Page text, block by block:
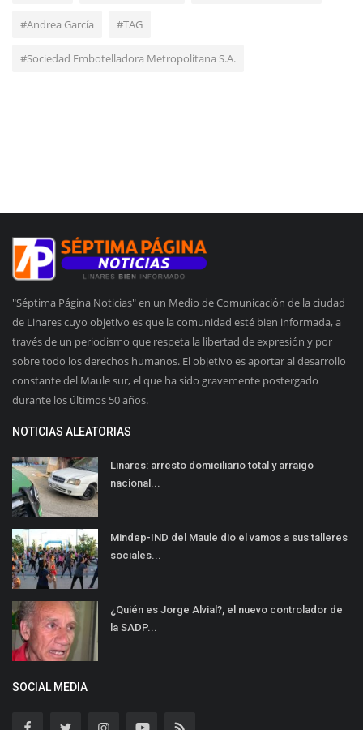
#Andrea García #TAG
#Sociedad Embotelladora Metropolitana S.A.
"Séptima Página Noticias" en un Medio de Comunicación de la ciudad
de Linares cuyo objetivo es que la comunidad esté bien informada, a
través de un periodismo que respeta la libertad de expresión y por
sobre todo los derechos humanos. El objetivo es aportar al desarrollo
constante del Maule sur, el que ha sido gravemente postergado
durante los últimos 50 años.
NOTICIAS ALEATORIAS
Linares: arresto domiciliario total y arraigo
nacional...
Mindep-IND del Maule dio el vamos a sus talleres
sociales...
¿Quién es Jorge Alvial?, el nuevo controlador de
la SADP...
SOCIAL MEDIA